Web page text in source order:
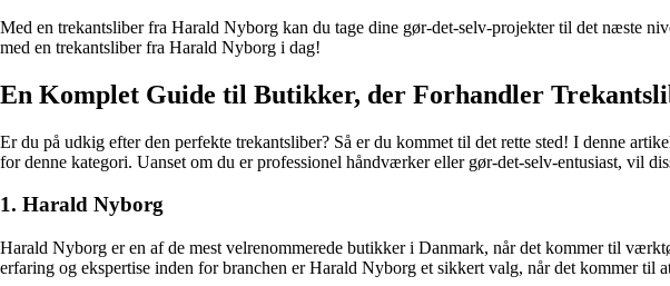
Med en trekantsliber fra Harald Nyborg kan du tage dine gør-det-selv-projekter til det næste
med en trekantsliber fra Harald Nyborg i dag!
En Komplet Guide til Butikker, der Forhandler
Er du på udkig efter den perfekte trekantsliber? Så er du kommet til det rette sted! I denne
for denne kategori. Uanset om du er professionel håndværker eller gør-det-selv-entusiast, vil
1. Harald Nyborg
Harald Nyborg er en af de mest velrenommerede butikker i Danmark, når det kommer til
erfaring og ekspertise inden for branchen er Harald Nyborg et sikkert valg, når det kommer til